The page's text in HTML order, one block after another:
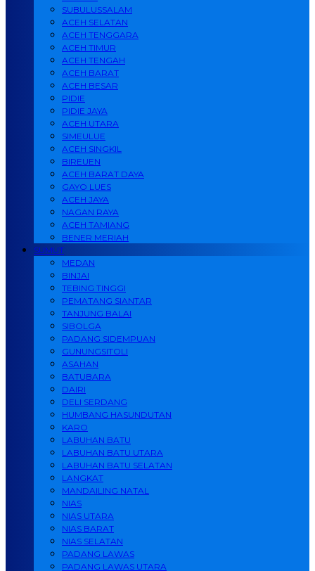
SUBULUSSALAM
ACEH SELATAN
ACEH TENGGARA
ACEH TIMUR
ACEH TENGAH
ACEH BARAT
ACEH BESAR
PIDIE
PIDIE JAYA
ACEH UTARA
SIMEULUE
ACEH SINGKIL
BIREUEN
ACEH BARAT DAYA
GAYO LUES
ACEH JAYA
NAGAN RAYA
ACEH TAMIANG
BENER MERIAH
SUMUT
MEDAN
BINJAI
TEBING TINGGI
PEMATANG SIANTAR
TANJUNG BALAI
SIBOLGA
PADANG SIDEMPUAN
GUNUNGSITOLI
ASAHAN
BATUBARA
DAIRI
DELI SERDANG
HUMBANG HASUNDUTAN
KARO
LABUHAN BATU
LABUHAN BATU UTARA
LABUHAN BATU SELATAN
LANGKAT
MANDAILING NATAL
NIAS
NIAS UTARA
NIAS BARAT
NIAS SELATAN
PADANG LAWAS
PADANG LAWAS UTARA